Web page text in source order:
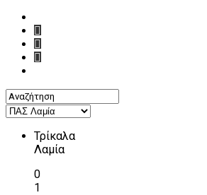
Τρίκαλα
Λαμία
0
1